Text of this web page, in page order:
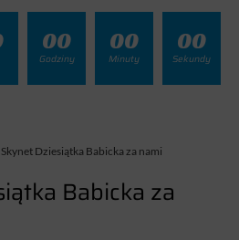
00
Godziny
00
Minuty
00
Sekundy
Skynet Dziesiątka Babicka za nami
Babicka za